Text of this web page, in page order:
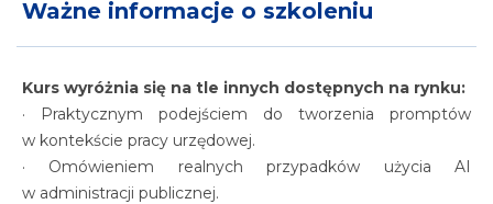
Ważne informacje o szkoleniu
Kurs wyróżnia się na tle innych dostępnych na rynku:
· Praktycznym podejściem do tworzenia promptów
w kontekście pracy urzędowej.
· Omówieniem realnych przypadków użycia AI
w administracji publicznej.